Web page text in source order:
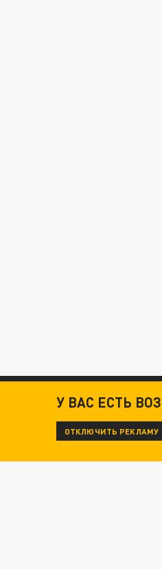
У ВАС ЕСТЬ
ОТКЛЮЧИТЬ РЕКЛАМУ